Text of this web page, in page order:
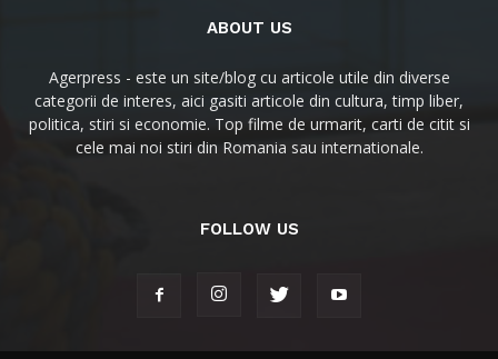
ABOUT US
Agerpress - este un site/blog cu articole utile din diverse
categorii de interes, aici gasiti articole din cultura, timp liber,
politica, stiri si economie. Top filme de urmarit, carti de citit si
cele mai noi stiri din Romania sau internationale.
FOLLOW US